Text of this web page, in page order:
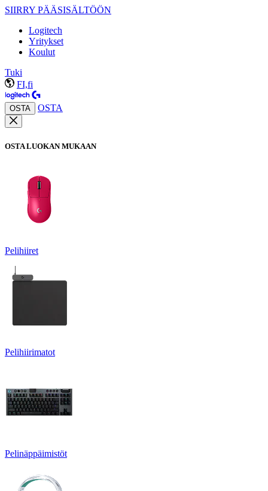
SIIRRY PÄÄSISÄLTÖÖN
Logitech
Yritykset
Koulut
Tuki
FI,fi
OSTA OSTA
OSTA LUOKAN MUKAAN
Pelihiiret
Pelihiirimatot
Pelinäppäimistöt